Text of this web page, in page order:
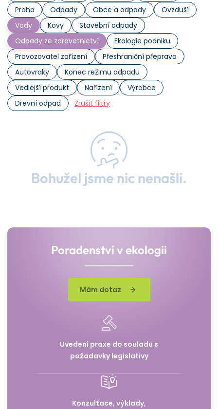
Praha
Odpady Obce a odpady
Ovzduší
Vody
Kovy
Stavební odpady
Odpady ze zdravotnictví
Ekologie podniku
Provozovatel zařízení
Přeshraniční přeprava
Autovraky
Konec režimu odpadu
Vedlejší produkt
Nařízení
Výrobce
Dřevní odpad
Zrušit filtry
Bohužel jsme nic nenašli.
Poradenství v ekologii
Mám dotaz
Uvedení praxe do souladu s
požadavky legislativy
Konzultace, výklady,